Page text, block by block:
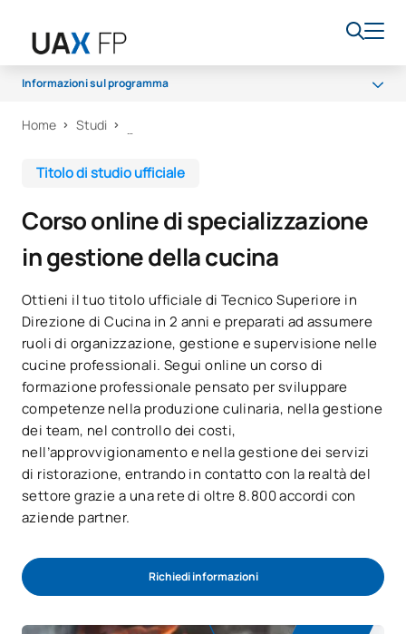
Informazioni sul programma
Programma
Opportunità di carriera
Home Studi
Titolo di studio ufficiale
Corso online di specializzazione
in gestione della cucina
Ottieni il tuo titolo ufficiale di Tecnico Superiore in
Direzione di Cucina in 2 anni e preparati ad assumere
ruoli di organizzazione, gestione e supervisione nelle
cucine professionali. Segui online un corso di
formazione professionale pensato per sviluppare
competenze nella produzione culinaria, nella gestione
dei team, nel controllo dei costi,
nell’approvvigionamento e nella gestione dei servizi
di ristorazione, entrando in contatto con la realtà del
settore grazie a una rete di oltre 8.800 accordi con
aziende partner.
Richiedi informazioni